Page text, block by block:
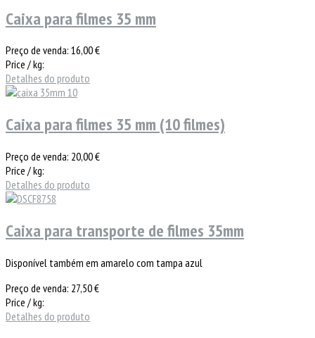
Caixa para filmes 35 mm
Preço de venda: 16,00 €
Price / kg:
Detalhes do produto
Caixa para filmes 35 mm (10 filmes)
Preço de venda: 20,00 €
Price / kg:
Detalhes do produto
Caixa para transporte de filmes 35mm
Disponível também em amarelo com tampa azul
Preço de venda: 27,50 €
Price / kg:
Detalhes do produto